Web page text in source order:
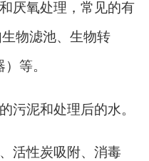
厌氧处理，常见的有
物滤池、生物转
等。
污泥和处理后的水。
活性炭吸附、消毒